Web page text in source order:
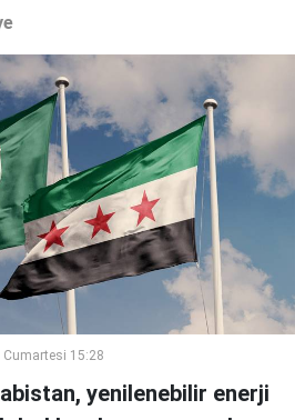
15:28
yenilenebilir enerji